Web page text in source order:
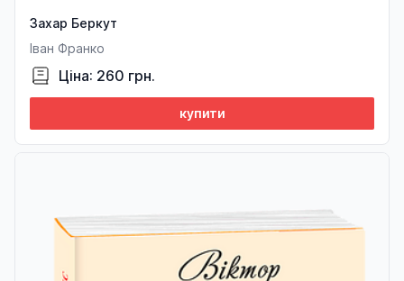
Захар Беркут
Іван Франко
Ціна: 260 грн.
купити